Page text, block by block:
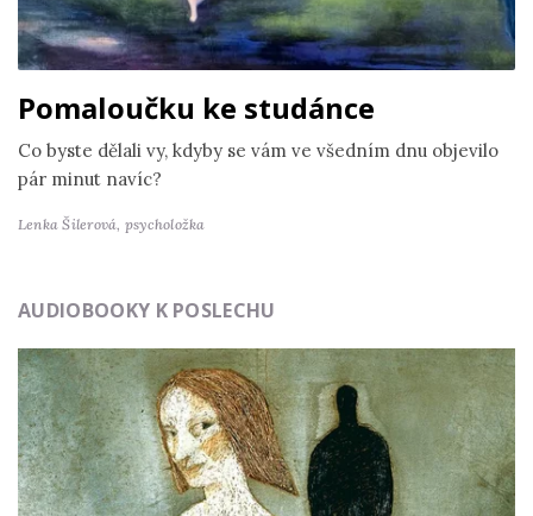
Pomaloučku ke studánce
Co byste dělali vy, kdyby se vám ve všedním dnu objevilo
pár minut navíc?
Lenka Šilerová, psycholožka
AUDIOBOOKY K POSLECHU